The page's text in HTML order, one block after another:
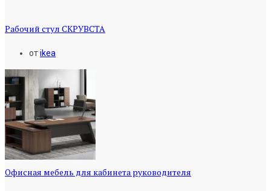
Рабочий стул СКРУВСТА
отikea
Офисная мебель для кабинета руководителя